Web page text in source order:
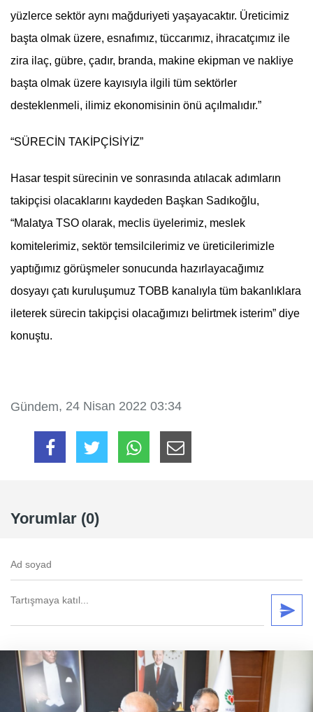
yüzlerce sektör aynı mağduriyeti yaşayacaktır. Üreticimiz
başta olmak üzere, esnafımız, tüccarımız, ihracatçımız ile
zira ilaç, gübre, çadır, branda, makine ekipman ve nakliye
başta olmak üzere kayısıyla ilgili tüm sektörler
desteklenmeli, ilimiz ekonomisinin önü açılmalıdır.”
“SÜRECİN TAKİPÇİSİYİZ”
Hasar tespit sürecinin ve sonrasında atılacak adımların
takipçisi olacaklarını kaydeden Başkan Sadıkoğlu,
“Malatya TSO olarak, meclis üyelerimiz, meslek
komitelerimiz, sektör temsilcilerimiz ve üreticilerimizle
yaptığımız görüşmeler sonucunda hazırlayacağımız
dosyayı çatı kuruluşumuz TOBB kanalıyla tüm bakanlıklara
ileterek sürecin takipçisi olacağımızı belirtmek isterim” diye
konuştu.
Gündem, 24 Nisan 2022 03:34
Yorumlar (0)